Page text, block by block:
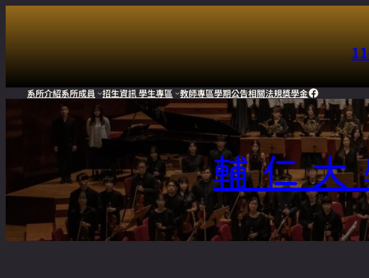
系所介紹系所成員 招生資訊學生專區 教師專區學期公告相關法規獎學金Facebook
輔仁